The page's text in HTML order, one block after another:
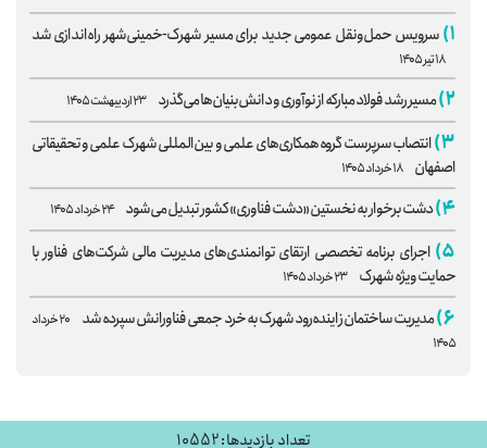
۱) سرویس حمل‌ونقل عمومی جدید برای مسیر شهرک-خمینی‌شهر راه‌اندازی شد
۱۸ تیر ۱۴۰۵
۲) مسیر رشد فولاد مبارکه از نوآوری و دانش‌بنیان‌ها می‌گذرد ۲۳ اردیبهشت ۱۴۰۵
۳) انتصاب سرپرست گروه همکاری‌های علمی و بین‌المللی شهرک علمی و تحقیقاتی
اصفهان
۱۸ خرداد ۱۴۰۵
۴) دشت برخوار به نخستین «دشت فناوری» کشور تبدیل می‌شود ۲۴ خرداد ۱۴۰۵
۵) اجرای برنامه تخصصی ارتقای توانمندی‌های مدیریت مالی شرکت‌های فناور با
حمایت ویژه شهرک
۲۳ خرداد ۱۴۰۵
۶) مدیریت ساختمان زاینده‌رود شهرک به خرد جمعی فناورانش سپرده شد
۲۰ خرداد
۱۴۰۵
تعداد بازدیدها: 10552